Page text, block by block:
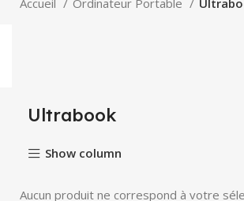
Accueil Ordinateur Portable
Ultrabook
Show column
Aucun produit ne correspond à votre